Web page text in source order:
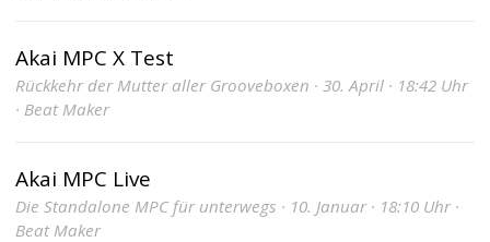
Akai MPC X Test
Rückkehr der Mutter aller Grooveboxen · 30. April · 18:42 Uhr
· Beat Maker
Akai MPC Live
Die Standalone MPC für unterwegs · 10. Januar · 18:10 Uhr ·
Beat Maker